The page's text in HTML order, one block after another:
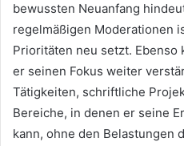
bewussten Neuanfang
regelmäßigen Moderationen
Prioritäten neu setzt.
er seinen Fokus weiter
Tätigkeiten, schriftliche
Bereiche, in denen er seine
kann, ohne den Belastungen